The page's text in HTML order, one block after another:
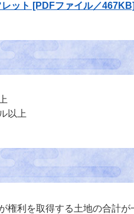
ット [PDFファイル／467KB]
以上
利を取得する土地の合計が